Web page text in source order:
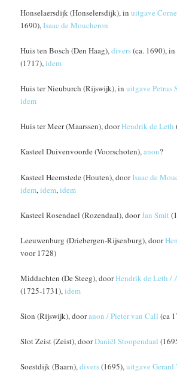
Honselaersdijk (Honselersdijk), inuitgave
1690),Isaac de Moucheron
Huis ten Bosch (Den Haag),divers(ca. 1690), in
(1717),idem
Huis ter Nieuburch (Rijswijk), inuitgave Petrus
idem
Huis ter Meer (Maarssen), doorHendrik de Leth
Kasteel Duivenvoorde (Voorschoten),anon?
Kasteel Heemstede (Houten), doorIsaac de
idem,idem,idem
Kasteel Rosendael (Rozendaal), doorJan Smit
Leeuwenburg (Driebergen-Rijsenburg), door
voor 1728)
Middachten (De Steeg), doorHendrik de Leth /
(1725-1731),idem
Sion (Rijswijk), dooranon / Pieter van Call (ca
Slot Zeist (Zeist), doorDaniël Stoopendaal
Soestdijk (Baarn),divers(1695),uitgave Gerard